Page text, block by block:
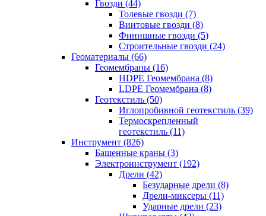
Гвозди (44)
Толевые гвозди (7)
Винтовые гвозди (8)
Финишные гвозди (5)
Строительные гвозди (24)
Геоматериалы (66)
Геомембраны (16)
HDPE Геомембрана (8)
LDPE Геомембрана (8)
Геотекстиль (50)
Иглопробивной геотекстиль (39)
Термоскрепленный
геотекстиль (11)
Инструмент (826)
Башенные краны (3)
Электроинструмент (192)
Дрели (42)
Безударные дрели (8)
Дрели-миксеры (11)
Ударные дрели (23)